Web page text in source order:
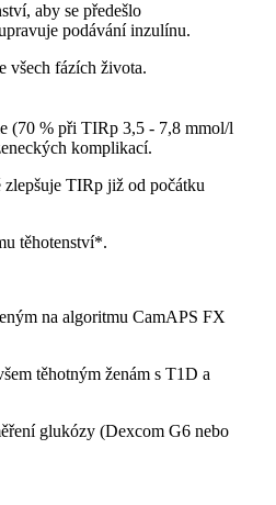
aby se předešlo
podávání inzulínu.
všech fázích života.
(70 % při TIRp 3,5 - 7,8 mmol/l
komplikací.
TIRp již od počátku
těhotenství*.
na algoritmu CamAPS FX
těhotným ženám s T1D a
glukózy (Dexcom G6 nebo